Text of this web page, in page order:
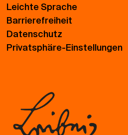
Leichte Sprache
Barrierefreiheit
Datenschutz
Privatsphäre-Einstellungen